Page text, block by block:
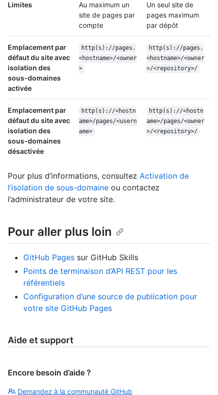
Limites
Au maximum un
site de pages par
compte
Un seul site de
pages maximum
par dépôt
Emplacement par
défaut du site avec
isolation des
sous-domaines
activée
http(s)://pages.
<hostname>/<owner
>
http(s)://pages.
<hostname>/<owner
>/<repository>/
Emplacement par
défaut du site avec
isolation des
sous-domaines
désactivée
http(s)://<hostn
ame>/pages/<usern
ame>
http(s)://<hostn
ame>/pages/<owner
>/<repository>/
Pour plus d’informations, consultez Activation de
l’isolation de sous-domaine ou contactez
l’administrateur de votre site.
Pour aller plus loin
GitHub Pages sur GitHub Skills
Points de terminaison d’API REST pour les
référentiels
Configuration d’une source de publication pour
votre site GitHub Pages
Aide et support
Encore besoin d’aide ?
Demandez à la communauté GitHub